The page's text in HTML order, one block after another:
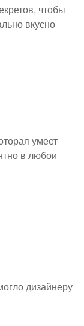
чтобы
вкусно
умеет
в любои
дизайнеру